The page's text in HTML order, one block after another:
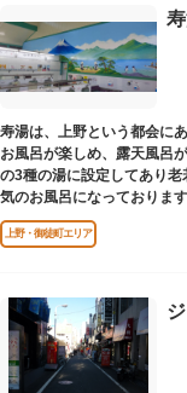
ま再建され、現在の庵は東
力的な空間となっています。
子規が病室兼書斎にしてい
ィア団体により大切に維持
寿湯は、上野という都会に
お風呂が楽しめ、露天風呂
の3種の湯に設定してあり
気のお風呂になっております
上野・御徒町エリア